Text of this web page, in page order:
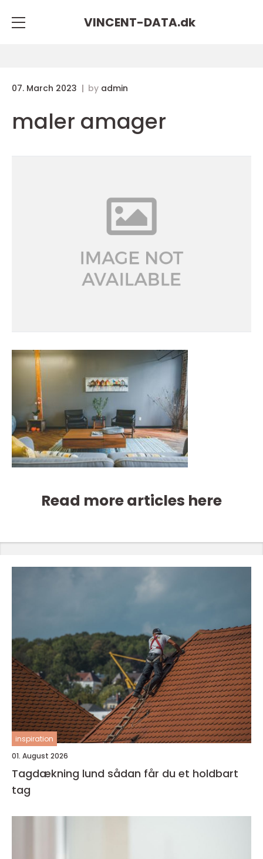
VINCENT-DATA.dk
07. March 2023 by admin
maler amager
Read more articles here
inspiration
01. August 2026
Tagdækning lund sådan får du et holdbart
tag